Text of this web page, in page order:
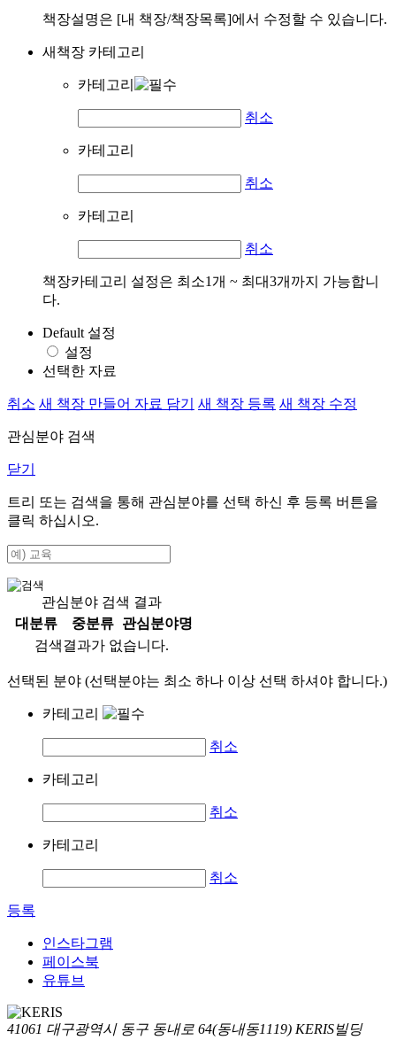
책장설명은 [내 책장/책장목록]에서 수정할 수 있습니다.
새책장 카테고리
카테고리
취소
카테고리
취소
카테고리
취소
책장카테고리 설정은 최소1개 ~ 최대3개까지 가능합니
다.
Default 설정
설정
선택한 자료
취소 새 책장 만들어 자료 담기 새 책장 등록 새 책장 수정
관심분야 검색
닫기
트리 또는 검색을 통해 관심분야를 선택 하신 후 등록 버튼을
클릭 하십시오.
관심분야 검색 결과
대분류
중분류
관심분야명
검색결과가 없습니다.
선택된 분야 (선택분야는 최소 하나 이상 선택 하셔야 합니다.)
카테고리
취소
카테고리
취소
카테고리
취소
등록
인스타그램
페이스북
유튜브
41061 대구광역시 동구 동내로 64(동내동1119) KERIS빌딩